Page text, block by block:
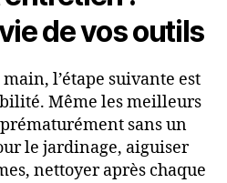
de vos outils
l’étape suivante est
Même les meilleurs
sans un
le jardinage, aiguiser
nettoyer après chaque